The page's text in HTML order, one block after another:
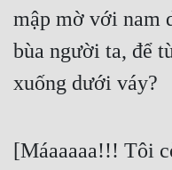
mập mờ với nam
bùa người ta, để
xuống dưới váy?
[Máaaaaa!!! Tôi